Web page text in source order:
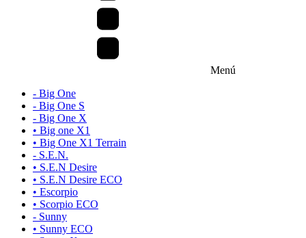
Menú
- Big One
- Big One S
- Big One X
• Big one X1
• Big One X1 Terrain
- S.E.N.
• S.E.N Desire
• S.E.N Desire ECO
• Escorpio
• Scorpio ECO
- Sunny
• Sunny ECO